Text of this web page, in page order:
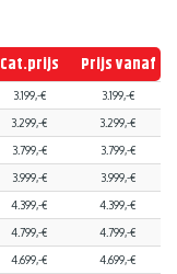
Cat.prijs Prijs vanaf
3.199,-€ 3.199,-€
3.299,-€ 3.299,-€
3.799,-€ 3.799,-€
3.999,-€ 3.999,-€
4.399,-€ 4.399,-€
4.799,-€ 4.799,-€
4.699,-€ 4.699,-€